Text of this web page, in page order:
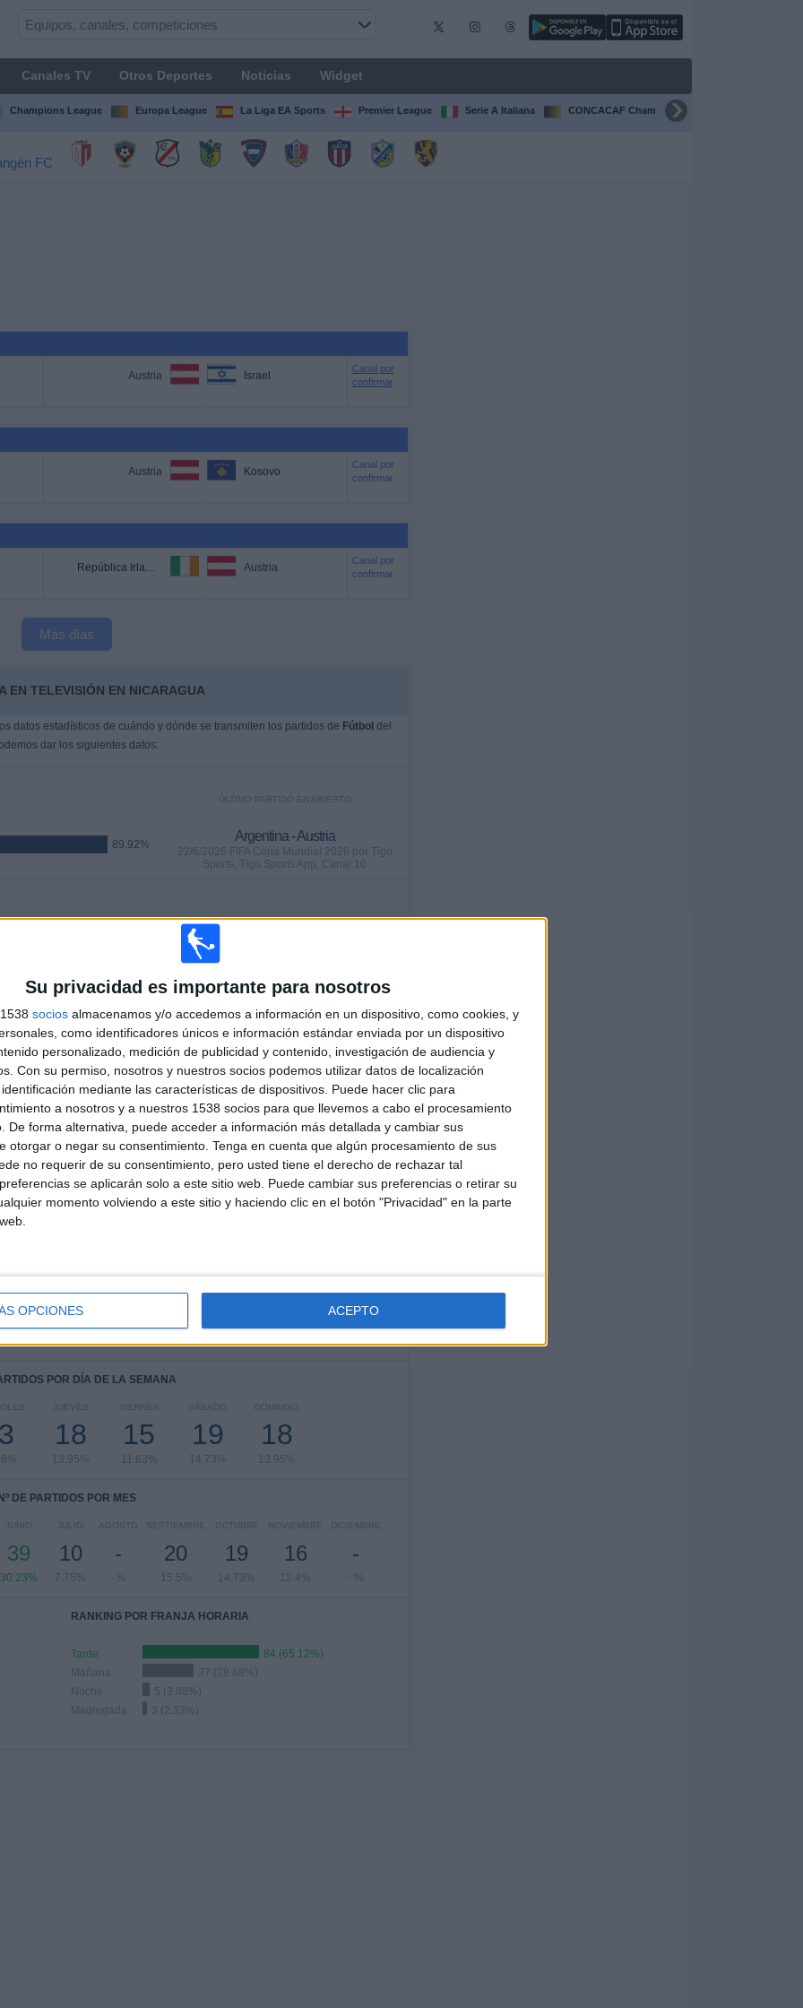
Su privacidad es importante para nosotros
socios almacenamos y/o accedemos a información en un dispositivo, como cookies, y
como identificadores únicos e información estándar enviada por un dispositivo
personalizado, medición de publicidad y contenido, investigación de audiencia y
Con su permiso, nosotros y nuestros socios podemos utilizar datos de localización
mediante las características de dispositivos. Puede hacer clic para
a nosotros y a nuestros 1538 socios para que llevemos a cabo el procesamiento
De forma alternativa, puede acceder a información más detallada y cambiar sus
otorgar o negar su consentimiento. Tenga en cuenta que algún procesamiento de sus
no requerir de su consentimiento, pero usted tiene el derecho de rechazar tal
se aplicarán solo a este sitio web. Puede cambiar sus preferencias o retirar su
momento volviendo a este sitio y haciendo clic en el botón "Privacidad" en la parte
OPCIONES ACEPTO
Canales TV Otros Deportes Noticias Widget
Champions League Europa League La Liga EA Sports Premier League Serie A Italiana CONCACAF Champions Cup
Austria Israel
Canal por
confirmar
Austria Kosovo
Canal por
confirmar
República Irlanda Austria
Canal por
confirmar
Más días
EN TELEVISIÓN EN NICARAGUA
datos estadísticos de cuándo y dónde se transmiten los partidos de Fútbol del
dar los siguientes datos:
89.92%
ÚLTIMO PARTIDO EN ABIERTO
Argentina - Austria
22/6/2026 FIFA Copa Mundial 2026 por Tigo
Sports, Tigo Sports App, Canal 10
GRATUÍTO
PARTIDOS
DE PAGO
TOTAL
49
RIVALES
MÁXIMO
9
VS Alemania
TOTAL
13
COMPETICIONES
RANKING POR COMPETICIONES
Ver ranking completo
POR DÍA DE LA SEMANA
JUEVES
18
13.95%
VIERNES
15
11.63%
SÁBADO
19
14.73%
DOMINGO
18
13.95%
Nº DE PARTIDOS POR MES
JUNIO
39
30.23%
JULIO
10
7.75%
AGOSTO
-
- %
SEPTIEMBRE
20
15.5%
OCTUBRE
19
14.73%
NOVIEMBRE
16
12.4%
DICIEMBRE
-
- %
RANKING POR FRANJA HORARIA
Tarde
84 (65.12%)
Mañana
37 (28.68%)
Noche
5 (3.88%)
Madrugada
3 (2.33%)